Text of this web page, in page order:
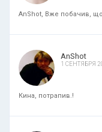
AnShot, Вже побачив,
AnShot
1 СЕНТЯБРЯ
Кина, потрапив.!